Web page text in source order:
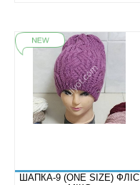
ШАПКА-9 (ONE SIZE) ФЛІС